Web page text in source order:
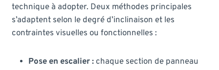
technique à adopter. Deux méthodes principales
s’adaptent selon le degré d’inclinaison et les
contraintes visuelles ou fonctionnelles :
Pose en escalier : chaque section de panneau